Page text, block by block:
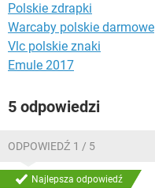
Polskie zdrapki
Warcaby polskie darmowe
Vlc polskie znaki
Emule 2017
5 odpowiedzi
ODPOWIEDŹ 1 / 5
Najlepsza odpowiedź